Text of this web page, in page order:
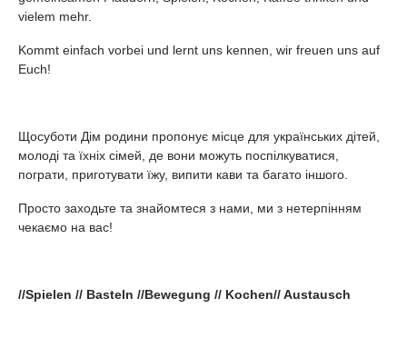
vielem mehr.
Kommt einfach vorbei und lernt uns kennen, wir freuen uns auf
Euch!
Щосуботи Дім родини пропонує місце для українських дітей,
молоді та їхніх сімей, де вони можуть поспілкуватися,
пограти, приготувати їжу, випити кави та багато іншого.
Просто заходьте та знайомтеся з нами, ми з нетерпінням
чекаємо на вас!
//Spielen // Basteln //Bewegung // Kochen// Austausch